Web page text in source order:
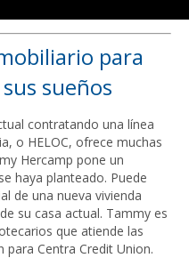
para
sueños
contratando una línea
o HELOC, ofrece muchas
Hercamp pone un
haya planteado. Puede
de una nueva vivienda
su casa actual. Tammy es
que atiende las
para Centra Credit Union.